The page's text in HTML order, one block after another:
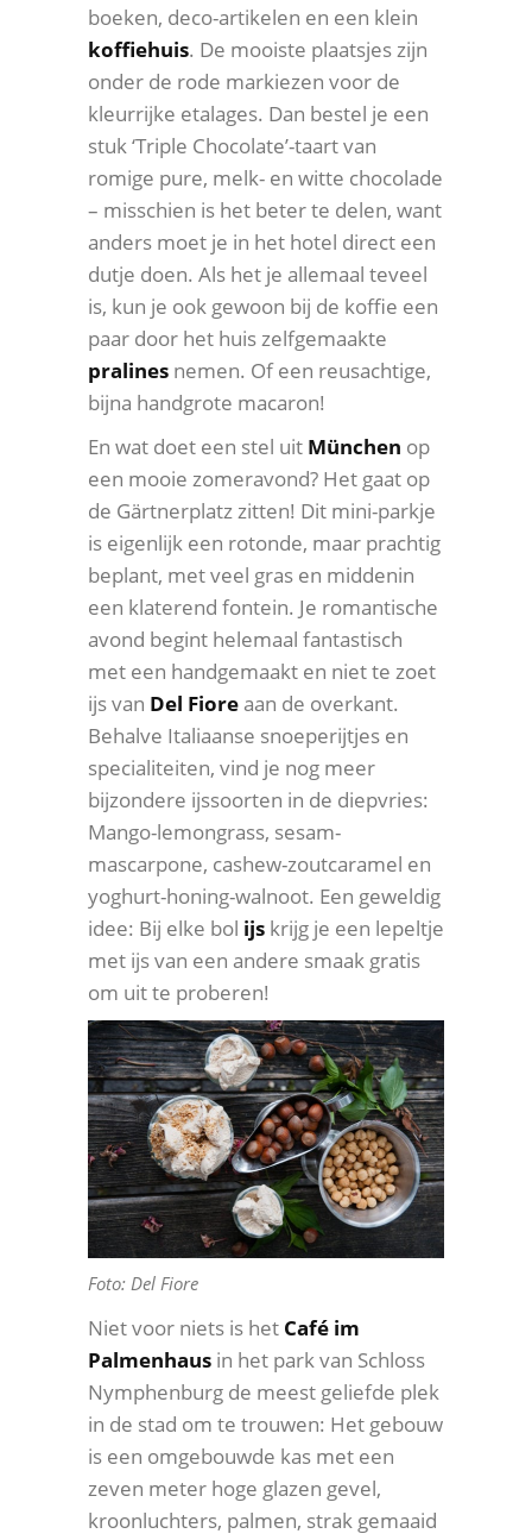
boeken, deco-artikelen en een klein
koffiehuis. De mooiste plaatsjes zijn
onder de rode markiezen voor de
kleurrijke etalages. Dan bestel je een
stuk ‘Triple Chocolate’-taart van
romige pure, melk- en witte chocolade
– misschien is het beter te delen, want
anders moet je in het hotel direct een
dutje doen. Als het je allemaal teveel
is, kun je ook gewoon bij de koffie een
paar door het huis zelfgemaakte
pralines nemen. Of een reusachtige,
bijna handgrote macaron!
En wat doet een stel uit München op
een mooie zomeravond? Het gaat op
de Gärtnerplatz zitten! Dit mini-parkje
is eigenlijk een rotonde, maar prachtig
beplant, met veel gras en middenin
een klaterend fontein. Je romantische
avond begint helemaal fantastisch
met een handgemaakt en niet te zoet
ijs van Del Fioreaan de overkant.
Behalve Italiaanse snoeperijtjes en
specialiteiten, vind je nog meer
bijzondere ijssoorten in de diepvries:
Mango-lemongrass, sesam-
mascarpone, cashew-zoutcaramel en
yoghurt-honing-walnoot. Een geweldig
idee: Bij elke bol ijs krijg je een lepeltje
met ijs van een andere smaak gratis
om uit te proberen!
Foto: Del Fiore
Niet voor niets is het Café im
Palmenhaus in het park van Schloss
Nymphenburg de meest geliefde plek
in de stad om te trouwen: Het gebouw
is een omgebouwde kas met een
zeven meter hoge glazen gevel,
kroonluchters, palmen, strak gemaaid